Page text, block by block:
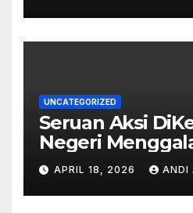
UNCATEGORIZED
Seruan Aksi
Negeri
Bawang akan
Lampung terkait
kejaksaan
APRIL 18, 2026 ANDI